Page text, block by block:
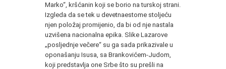
Marko“, kršćanin koji se borio na turskoj strani.
Izgleda da se tek u devetnaestome stoljeću
njen položaj promijenio, da bi od nje nastala
uzvišena nacionalna epika. Slike Lazarove
„posljednje večere“ su ga sada prikazivale u
oponašanju Isusa, sa Brankovićem-Judom,
koji predstavlja one Srbe što su prešli na